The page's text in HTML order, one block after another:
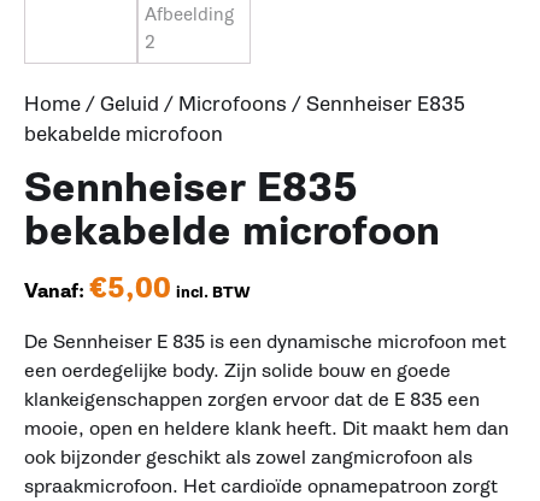
Home/Geluid / Microfoons / Sennheiser E835
bekabelde microfoon
Sennheiser E835
bekabelde microfoon
Vanaf: €5,00 incl. BTW
De Sennheiser E 835 is een dynamische microfoon met
een oerdegelijke body. Zijn solide bouw en goede
klankeigenschappen zorgen ervoor dat de E 835 een
mooie, open en heldere klank heeft. Dit maakt hem dan
ook bijzonder geschikt als zowel zangmicrofoon als
spraakmicrofoon. Het cardioïde opnamepatroon zorgt